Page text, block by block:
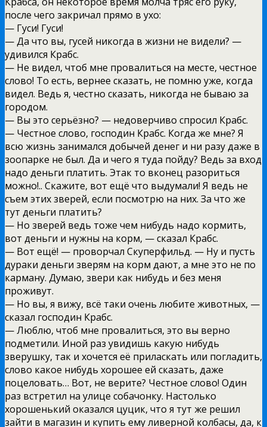
после чего закричал прямо в ухо:
— Гуси! Гуси!
— Да что вы, гусей никогда в жизни не видели? —
удивился Крабс.
— Не видел, чтоб мне провалиться на месте, честное
слово! То есть, вернее сказать, не помню уже, когда
видел. Ведь я, честно сказать, никогда не бываю за
городом.
— Вы это серьёзно? — недоверчиво спросил Крабс.
— Честное слово, господин Крабс. Когда же мне? Я
всю жизнь занимался добычей денег и ни разу даже в
зоопарке не был. Да и чего я туда пойду? Ведь за вход
надо деньги платить. Этак то вконец разориться
можно!.. Скажите, вот ещё что выдумали! Я ведь не
съем этих зверей, если посмотрю на них. За что же
тут деньги платить?
— Но зверей ведь тоже чем нибудь надо кормить,
вот деньги и нужны на корм, — сказал Крабс.
— Вот ещё! — проворчал Скуперфильд. — Ну и пусть
дураки деньги зверям на корм дают, а мне это не по
карману. Думаю, звери как нибудь и без меня
проживут.
— Но вы, я вижу, всё таки очень любите животных, —
сказал господин Крабс.
— Люблю, чтоб мне провалиться, это вы верно
подметили. Иной раз увидишь какую нибудь
зверушку, так и хочется её приласкать или погладить,
слово какое нибудь хорошее ей сказать, даже
поцеловать… Вот, не верите? Честное слово! Один
раз встретил на улице собачонку. Настолько
хорошенький оказался цуцик, что я тут же решил
зайти в магазин и купить ему ливерной колбасы, да, к